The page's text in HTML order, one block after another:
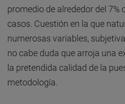
promedio de alrededor del 7%
casos. Cuestión en la que
numerosas variables,
no cabe duda que arroja una
la pretendida calidad de la
metodología.